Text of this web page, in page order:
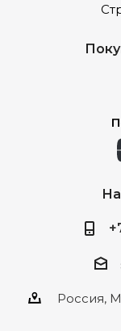
Россия,